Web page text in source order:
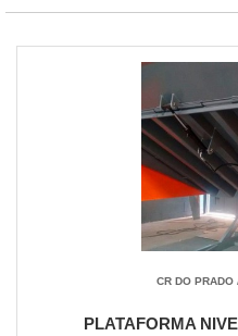
CR DO PRADO
PLATAFORMA